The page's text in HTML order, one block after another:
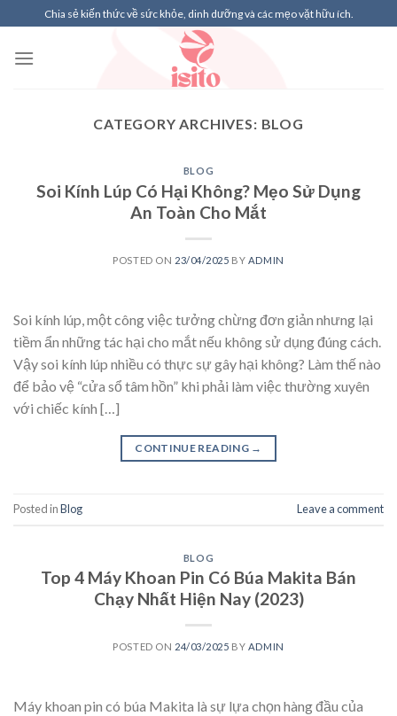
to
content
Chia sẻ kiến thức về sức khỏe, dinh dưỡng và các mẹo vặt hữu ích.
CATEGORY ARCHIVES: BLOG
BLOG
Soi Kính Lúp Có Hại Không? Mẹo Sử Dụng
An Toàn Cho Mắt
POSTED ON 23/04/2025 BY ADMIN
Soi kính lúp, một công việc tưởng chừng đơn giản nhưng lại
tiềm ẩn những tác hại cho mắt nếu không sử dụng đúng cách.
Vậy soi kính lúp nhiều có thực sự gây hại không? Làm thế nào
để bảo vệ “cửa sổ tâm hồn” khi phải làm việc thường xuyên
với chiếc kính […]
CONTINUE READING →
Posted inBlog Leave a comment
BLOG
Top 4 Máy Khoan Pin Có Búa Makita Bán
Chạy Nhất Hiện Nay (2023)
POSTED ON 24/03/2025 BY ADMIN
Máy khoan pin có búa Makita là sự lựa chọn hàng đầu của